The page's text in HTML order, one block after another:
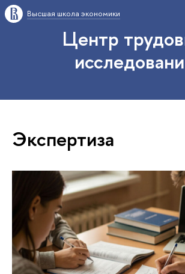
Высшая школа экономики
Центр
Экспертиза